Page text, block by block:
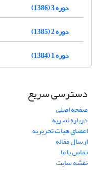
دوره 3 (1386)
دوره 2 (1385)
دوره 1 (1384)
دسترسی سریع
صفحه اصلی
درباره نشریه
اعضای هیات تحریریه
ارسال مقاله
تماس با ما
نقشه سایت